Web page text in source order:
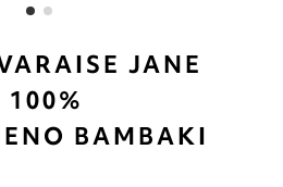
JANE
ΒΑΜΒΑΚΙ